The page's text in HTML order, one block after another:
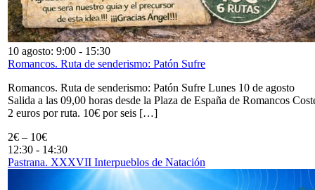
10 agosto: 9:00 - 15:30
Romancos. Ruta de senderismo: Patón Sufre
Romancos. Ruta de senderismo: Patón Sufre Lunes 10 de agosto
Salida a las 09,00 horas desde la Plaza de España de Romancos
2 euros por ruta. 10€ por seis […]
2€ – 10€
12:30 - 14:30
Pastrana. XXXVII Interpueblos de Natación